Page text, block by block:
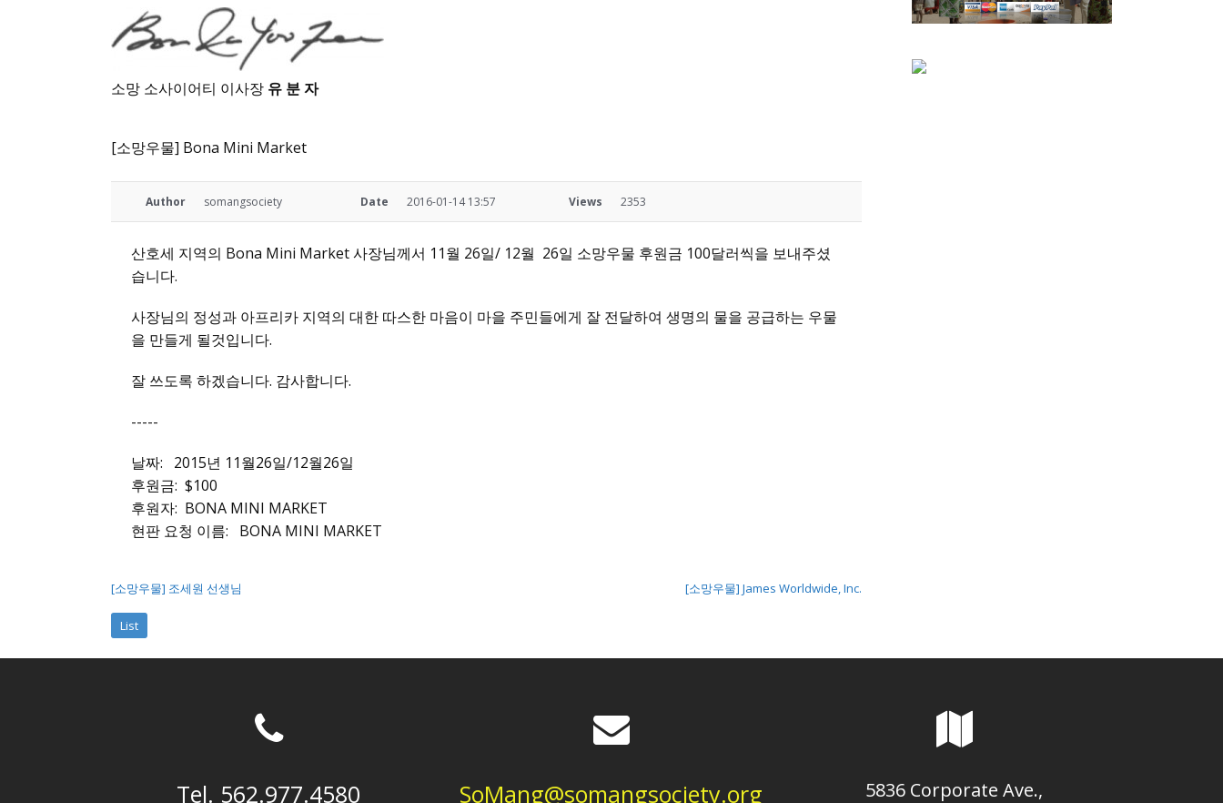
소망 소사이어티 이사장 유 분 자
[소망우물] Bona Mini Market
Author somangsociety Date 2016-01-14 13:57 Views 2353
산호세 지역의 Bona Mini Market 사장님께서 11월 26일/ 12월 26일 소망우물 후원금 100달러씩을 보내주셨
습니다.
사장님의 정성과 아프리카 지역의 대한 따스한 마음이 마을 주민들에게 잘 전달하여 생명의 물을 공급하는 우물
을 만들게 될것입니다.
잘 쓰도록 하겠습니다. 감사합니다.
-----
날짜:
2015년 11월26일/12월26일
후원금: $100
후원자: BONA MINI MARKET
현판 요청 이름:
BONA MINI MARKET
[소망우물] 조세원 선생님 [소망우물] James Worldwide, Inc.
List
Tel. 562.977.4580 SoMang@somangsociety.org 5836 Corporate Ave.,